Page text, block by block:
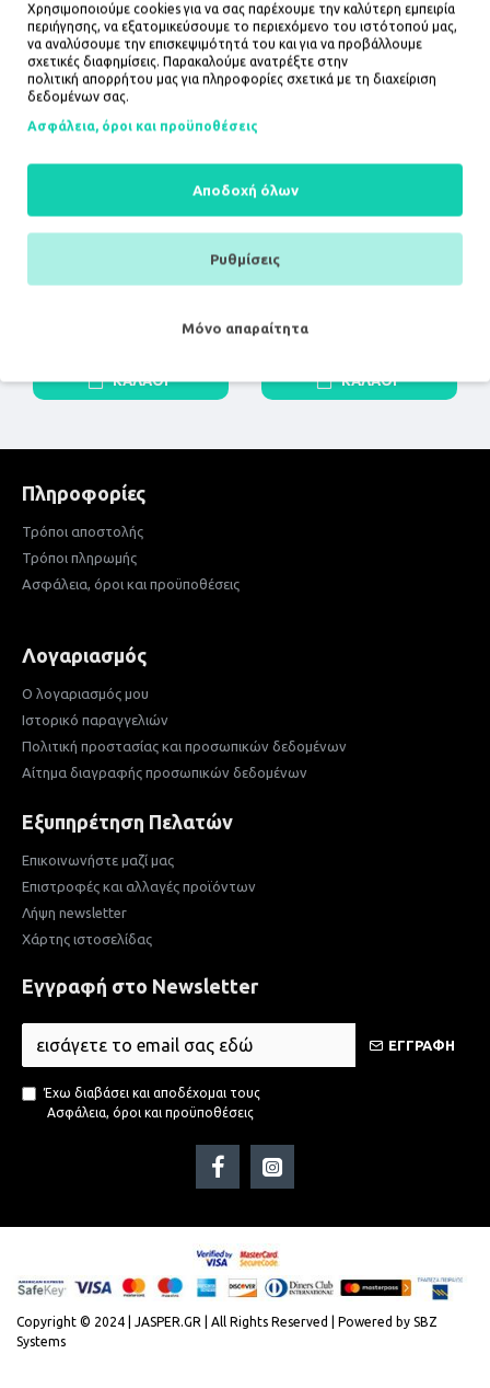
ΔΕΙΤΕ ΕΠΙΣΗΣ
ΚΑΛΆΘΙ ΚΑΛΆΘΙ
Πληροφορίες
Τρόποι αποστολής
Τρόποι πληρωμής
Ασφάλεια, όροι και προϋποθέσεις
Λογαριασμός
Ο λογαριασμός μου
Ιστορικό παραγγελιών
Πολιτική προστασίας και προσωπικών δεδομένων
Αίτημα διαγραφής προσωπικών δεδομένων
Εξυπηρέτηση Πελατών
Επικοινωνήστε μαζί μας
Επιστροφές και αλλαγές προϊόντων
Λήψη newsletter
Χάρτης ιστοσελίδας
Εγγραφή στο Newsletter
ΕΓΓΡΑΦΗ
Έχω διαβάσει και αποδέχομαι τους
Ασφάλεια, όροι και προϋποθέσεις
Copyright © 2024 | JASPER.GR | All Rights Reserved | Powered by SBZ
Systems
Χρησιμοποιούμε cookies για να σας παρέχουμε την καλύτερη εμπειρία
περιήγησης, να εξατομικεύσουμε το περιεχόμενο του ιστότοπού μας,
να αναλύσουμε την επισκεψιμότητά του και για να προβάλλουμε
σχετικές διαφημίσεις. Παρακαλούμε ανατρέξτε στην
πολιτική απορρήτου μας για πληροφορίες σχετικά με τη διαχείριση
δεδομένων σας.
Ασφάλεια, όροι και προϋποθέσεις
Αποδοχή όλων
Ρυθμίσεις
Μόνο απαραίτητα